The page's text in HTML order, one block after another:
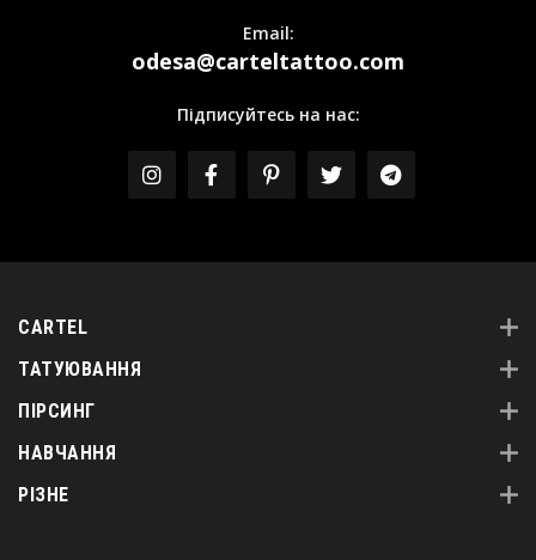
Email:
odesa@carteltattoo.com
Підписуйтесь на нас:
CARTEL
ТАТУЮВАННЯ
ПІРСИНГ
НАВЧАННЯ
РІЗНЕ